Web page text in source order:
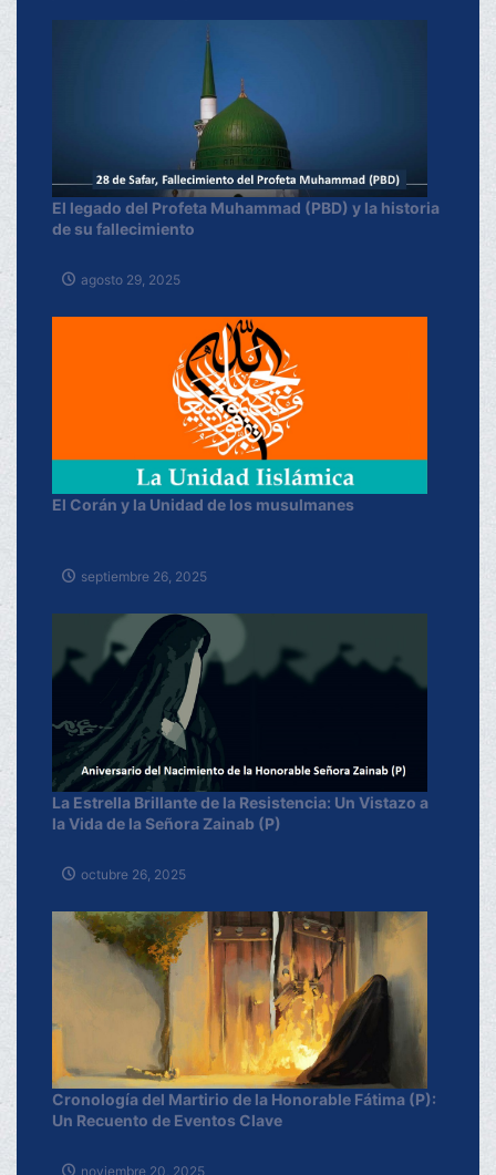
El legado del Profeta Muhammad (PBD) y la historia
de su fallecimiento
agosto 29, 2025
El Corán y la Unidad de los musulmanes
septiembre 26, 2025
La Estrella Brillante de la Resistencia: Un Vistazo a
la Vida de la Señora Zainab (P)
octubre 26, 2025
Cronología del Martirio de la Honorable Fátima (P):
Un Recuento de Eventos Clave
noviembre 20, 2025